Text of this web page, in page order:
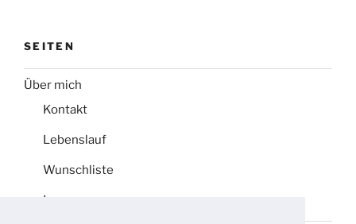
SEITEN
Über mich
Kontakt
Lebenslauf
Wunschliste
Impressum